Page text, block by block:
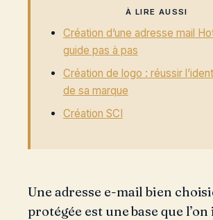
À LIRE AUSSI
Création d’une adresse mail
guide pas à pas
Création de logo : réussir
de sa marque
Création SCI
Une adresse e-mail bien
protégée est une base que